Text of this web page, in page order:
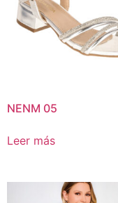
NENM 05
Leer más